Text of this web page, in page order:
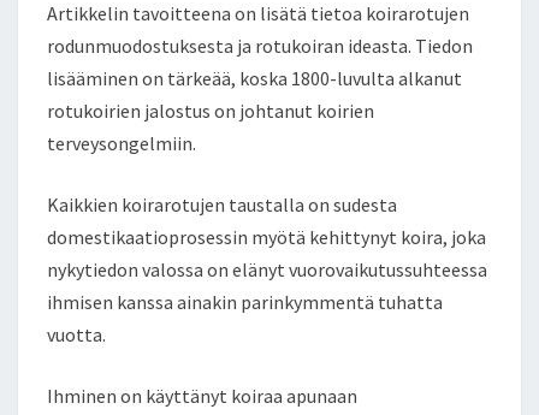
Artikkelin tavoitteena on lisätä tietoa koirarotujen
rodunmuodostuksesta ja rotukoiran ideasta. Tiedon
lisääminen on tärkeää, koska 1800-luvulta alkanut
rotukoirien jalostus on johtanut koirien
terveysongelmiin.
Kaikkien koirarotujen taustalla on sudesta
domestikaatioprosessin myötä kehittynyt koira, joka
nykytiedon valossa on elänyt vuorovaikutussuhteessa
ihmisen kanssa ainakin parinkymmentä tuhatta
vuotta.
Ihminen on käyttänyt koiraa apunaan